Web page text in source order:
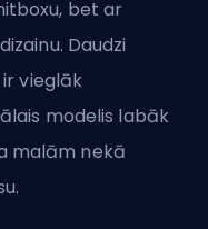
bet ar
Daudzi
vieglāk
modelis labāk
malām nekā